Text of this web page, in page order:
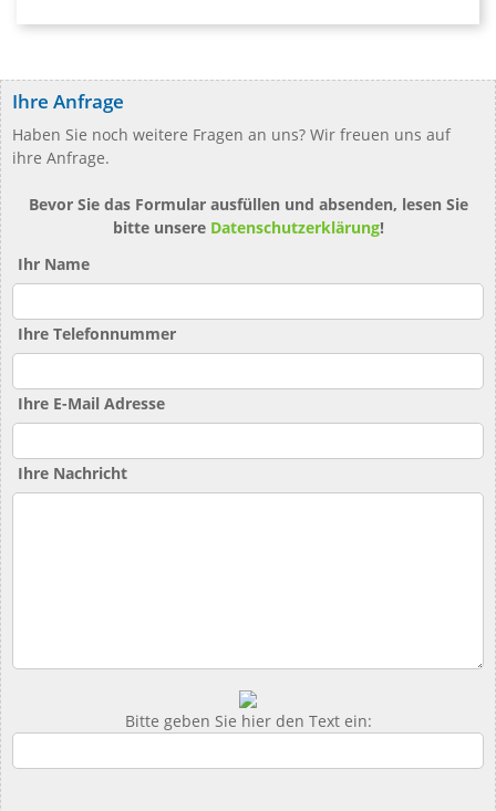
Ihre Anfrage
Haben Sie noch weitere Fragen an uns? Wir freuen uns auf
ihre Anfrage.
Bevor Sie das Formular ausfüllen und absenden, lesen Sie
bitte unsere Datenschutzerklärung!
Ihr Name
Ihre Telefonnummer
Ihre E-Mail Adresse
Ihre Nachricht
Bitte geben Sie hier den Text ein: